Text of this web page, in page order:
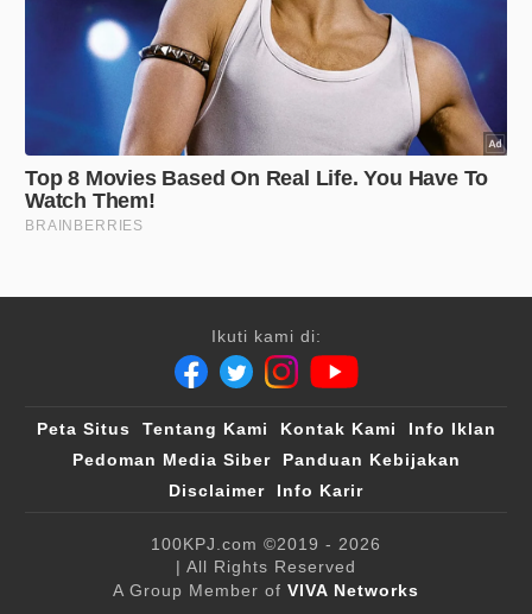
Ikuti kami di:
Peta Situs Tentang Kami Kontak Kami
Info Iklan
Pedoman Media Siber
Panduan Kebijakan
Disclaimer
Info Karir
100KPJ.com ©2019 - 2026
| All Rights Reserved
A Group Member of VIVA Networks